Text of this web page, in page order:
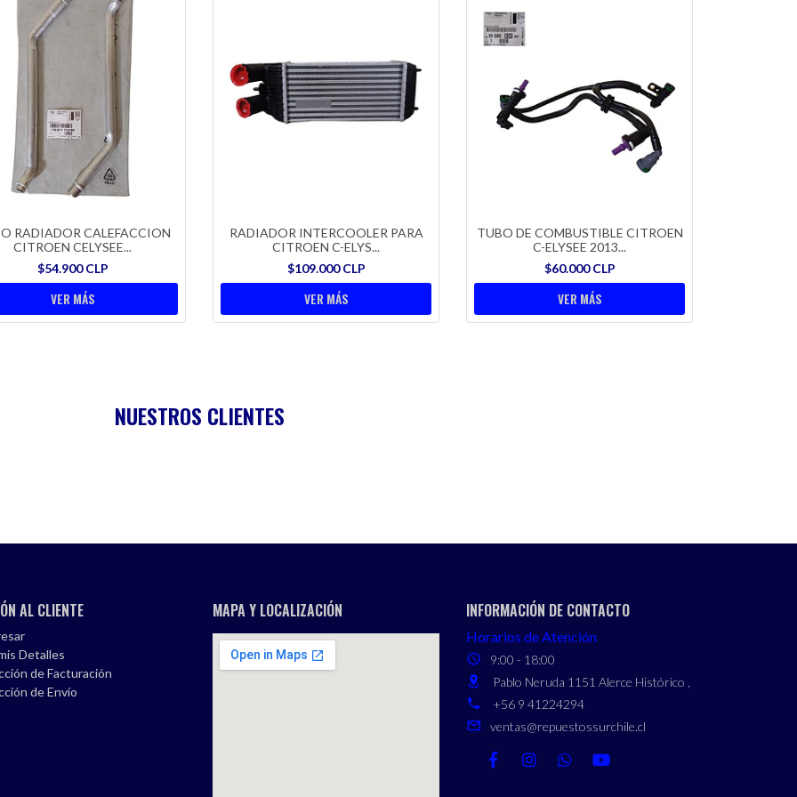
RADIADOR CALEFACCION
CITROEN CELYSEE...
$54.900 CLP
VER MÁS
RADIADOR INTERCOOLER PARA
CITROEN C-ELYS...
$109.000 CLP
VER MÁS
TUBO DE COMBUSTIBLE CITROEN
C-ELYSEE 2013...
$60.000 CLP
VER MÁS
NUESTROS CLIENTES
AL CLIENTE
Detalles
de Facturación
de Envío
MAPA Y LOCALIZACIÓN INFORMACIÓN DE CONTACTO
Horarios de Atención
9:00 - 18:00
Pablo Neruda 1151 Alerce Histórico ,
+56 9 41224294
ventas@repuestossurchile.cl